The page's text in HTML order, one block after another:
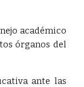
académico
órganos del
ante las